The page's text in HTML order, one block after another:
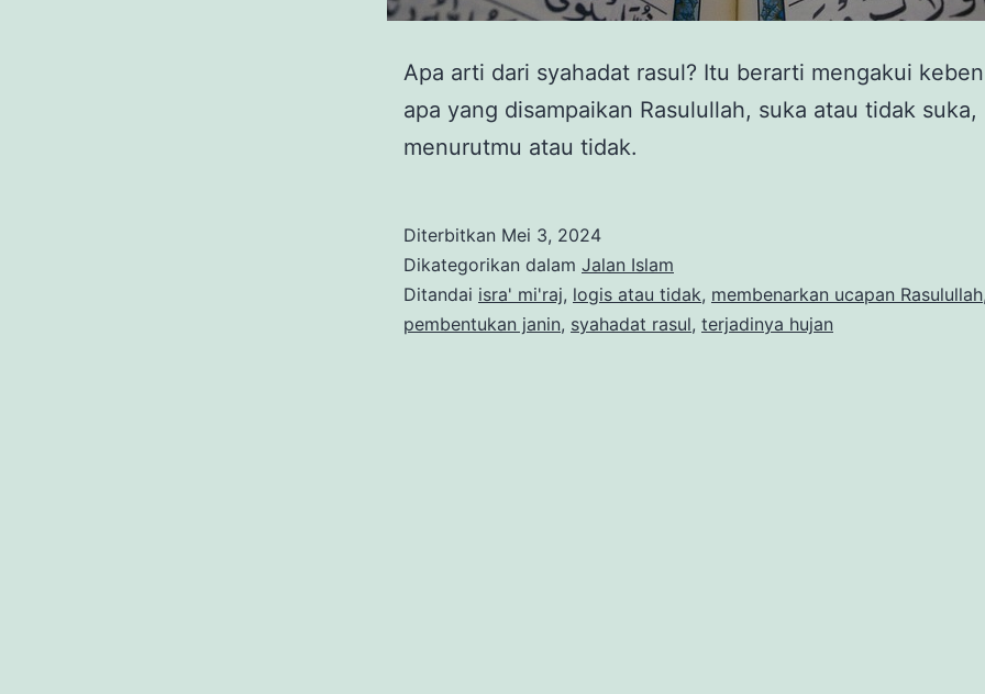
Apa arti dari syahadat rasul? Itu berarti mengakui
apa yang disampaikan Rasulullah, suka atau tidak suka,
menurutmu atau tidak.
Diterbitkan Mei 3, 2024
Dikategorikan dalam Jalan Islam
Ditandai isra' mi'raj, logis atau tidak, membenarkan ucapan Rasulullah
pembentukan janin, syahadat rasul, terjadinya hujan